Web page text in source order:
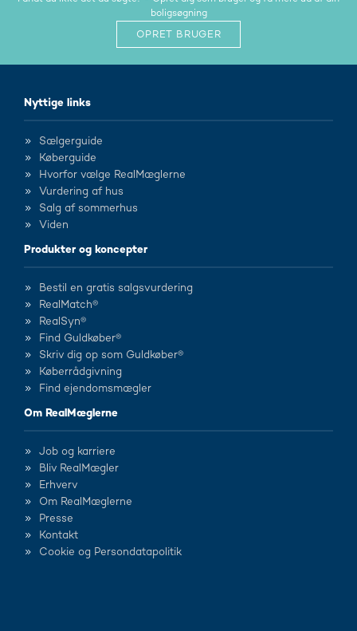
boligsøgning
OPRET BRUGER
Nyttige links
Sælgerguide
Køberguide
Hvorfor vælge RealMæglerne
Vurdering af hus
Salg af sommerhus
Viden
Produkter og koncepter
Bestil en gratis salgsvurdering
RealMatch®
RealSyn®
Find Guldkøber®
Skriv dig op som Guldkøber®
Køberrådgivning
Find ejendomsmægler
Om RealMæglerne
Job og karriere
Bliv RealMægler
Erhverv
Om RealMæglerne
Presse
Kontakt
Cookie og Persondatapolitik